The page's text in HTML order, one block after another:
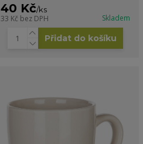
40 Kč/ks
33 Kč bez DPH Skladem
Přidat do košíku